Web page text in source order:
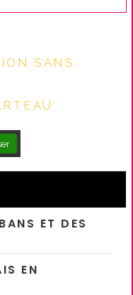
SANS
ET DES
EN